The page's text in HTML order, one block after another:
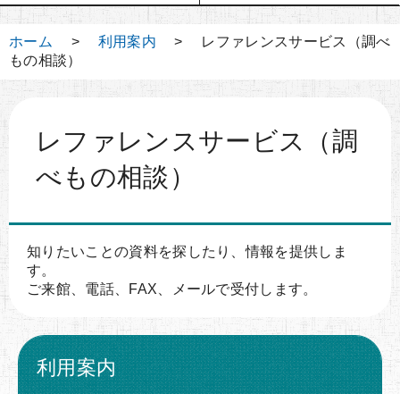
ホーム > 利用案内 > レファレンスサービス（調べ
もの相談）
レファレンスサービス（調
べもの相談）
知りたいことの資料を探したり、情報を提供しま
す。
ご来館、電話、FAX、メールで受付します。
利用案内